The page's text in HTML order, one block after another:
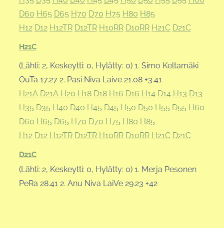
D60 H65 D65 H70 D70 H75 H80 H85
H12 D12 H12TR D12TR H10RR D10RR H21C D21C
H21C
(Lähti: 2, Keskeytti: 0, Hylätty: 0) 1. Simo Keltamäki
OuTa 17.27 2. Pasi Niva Laive 21.08 +3.41
H21A D21A H20 H18 D18 H16 D16 H14 D14 H13 D13
H35 D35 H40 D40 H45 D45 H50 D50 H55 D55 H60
D60 H65 D65 H70 D70 H75 H80 H85
H12 D12 H12TR D12TR H10RR D10RR H21C D21C
D21C
(Lähti: 2, Keskeytti: 0, Hylätty: 0) 1. Merja Pesonen
PeRa 28.41 2. Anu Niva LaiVe 29.23 +42